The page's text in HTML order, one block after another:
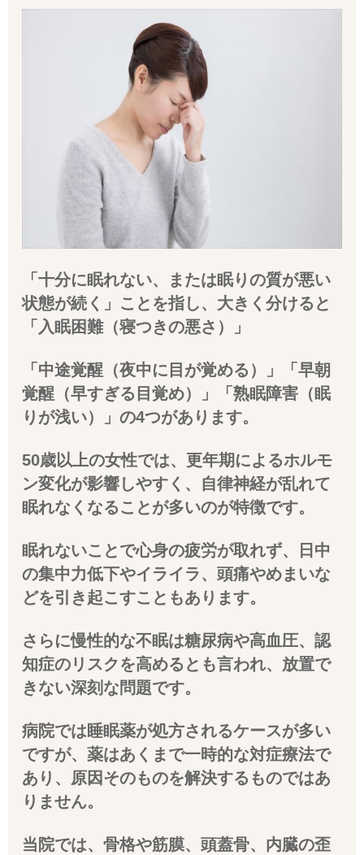
「十分に眠れない、または眠りの質が悪い
状態が続く」ことを指し、大きく分けると
「入眠困難（寝つきの悪さ）」
「中途覚醒（夜中に目が覚める）」「早朝
覚醒（早すぎる目覚め）」「熟眠障害（眠
りが浅い）」の4つがあります。
50歳以上の女性では、更年期によるホルモ
ン変化が影響しやすく、自律神経が乱れて
眠れなくなることが多いのが特徴です。
眠れないことで心身の疲労が取れず、日中
の集中力低下やイライラ、頭痛やめまいな
どを引き起こすこともあります。
さらに慢性的な不眠は糖尿病や高血圧、認
知症のリスクを高めるとも言われ、放置で
きない深刻な問題です。
病院では睡眠薬が処方されるケースが多い
ですが、薬はあくまで一時的な対症療法で
あり、原因そのものを解決するものではあ
りません。
当院では、骨格や筋膜、頭蓋骨、内臓の歪